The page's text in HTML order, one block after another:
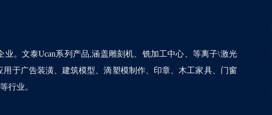
。文泰Ucan系列产品,涵盖雕刻机、铣加工中心、等离子\激光
于广告装潢、建筑模型、滴塑模制作、印章、木工家具、门窗
行业。